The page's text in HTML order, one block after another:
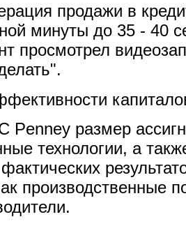
продажи в
минуты до 35 - 40
просмотрел
Penney размер
технологии, а
фактических
производственные